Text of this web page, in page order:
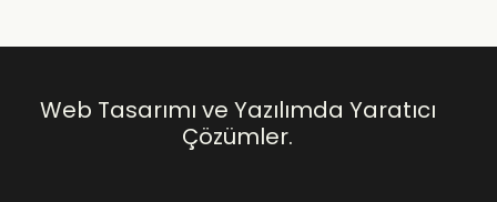
Web Tasarımı ve Yazılımda Yaratıcı
Çözümler.